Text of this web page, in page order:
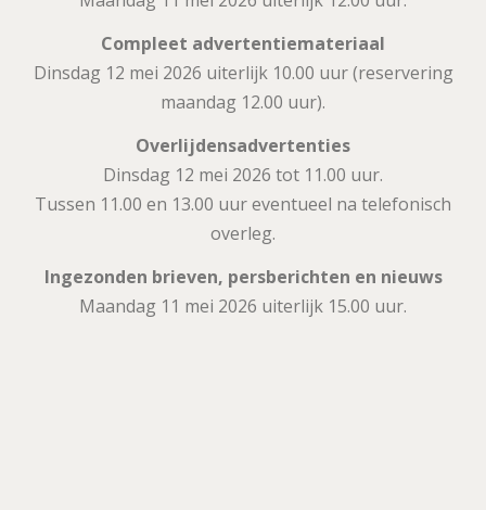
Compleet advertentiemateriaal
Dinsdag 12 mei 2026 uiterlijk 10.00 uur (reservering
maandag 12.00 uur).
Overlijdensadvertenties
Dinsdag 12 mei 2026 tot 11.00 uur.
Tussen 11.00 en 13.00 uur eventueel na telefonisch
overleg.
Ingezonden brieven, persberichten en nieuws
Maandag 11 mei 2026 uiterlijk 15.00 uur.